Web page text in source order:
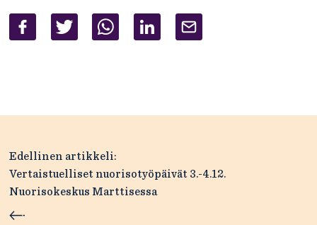
Artikkelien
selaus
Edellinen artikkeli:
Vertaistuelliset nuorisotyöpäivät 3.-4.12.
Nuorisokeskus Marttisessa